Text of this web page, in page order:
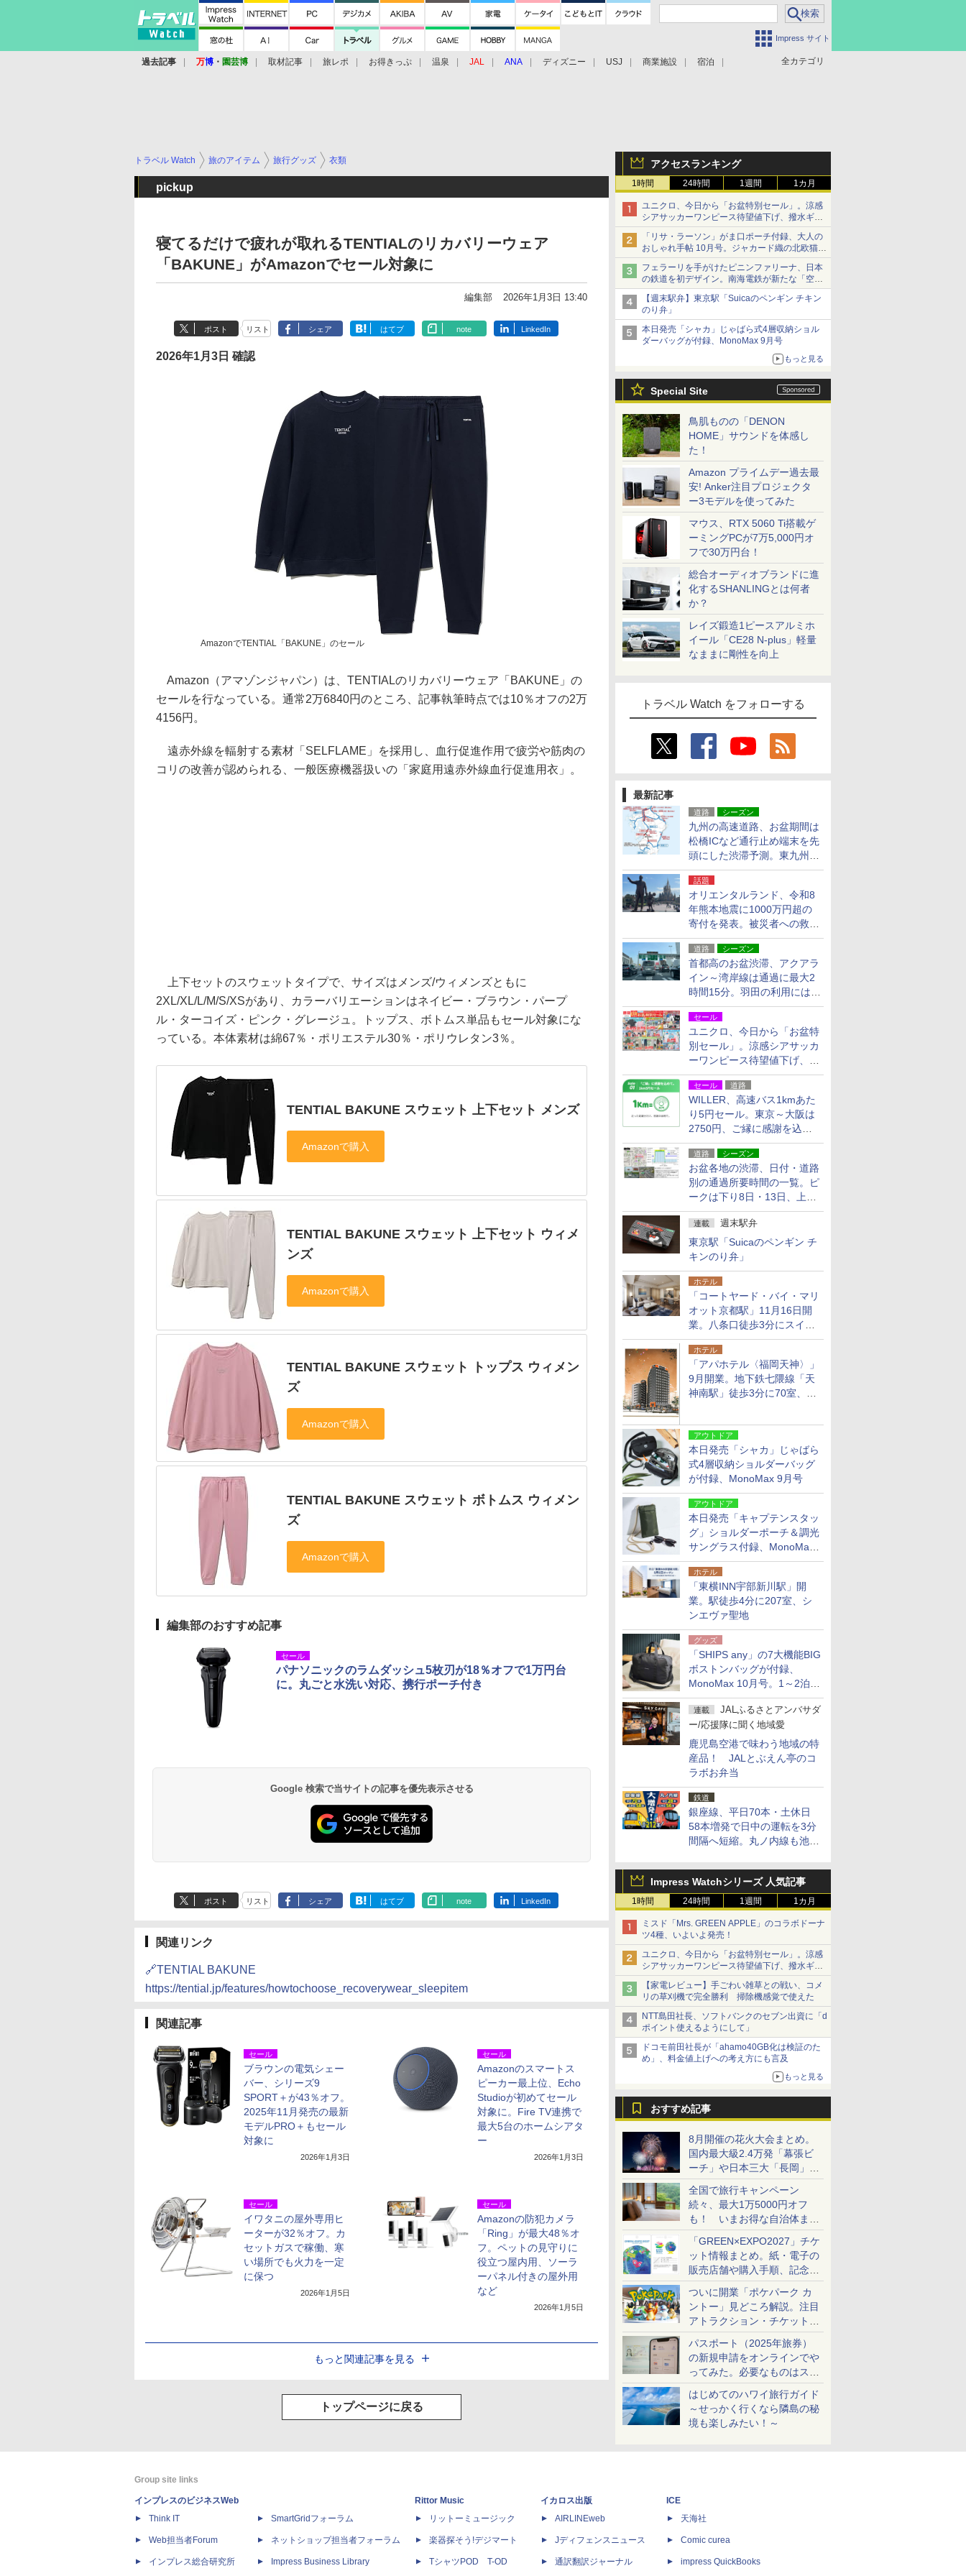
Impress サイト
全カテゴリ
過去記事 万博 ・ 園芸博 取材記事 旅レポ お得きっぷ 温泉 JAL ANA ディズニー USJ 商業施設 宿泊
アクセスランキング
1時間 24時間 1週間 1カ月
ユニクロ、今日から「お盆特別セール」。涼感
シアサッカーワンピース待望値下げ、撥水ギア
ショーツは1990円に
「リサ・ラーソン」がま口ポーチ付録、大人の
おしゃれ手帖 10月号。ジャカード織の北欧猫デ
ザイン
フェラーリを手がけたピニンファリーナ、日本
の鉄道を初デザイン。南海電鉄が新たな「空港
特急」をなにわ筋線へ導入
【週末駅弁】東京駅「Suicaのペンギン チキン
のり弁」
本日発売「シャカ」じゃばら式4層収納ショル
ダーバッグが付録、MonoMax 9月号
もっと見る
Special Site
鳥肌ものの「DENON
HOME」サウンドを体感し
た！
Amazon プライムデー過去最
安! Anker注目プロジェクタ
ー3モデルを使ってみた
マウス、RTX 5060 Ti搭載ゲ
ーミングPCが7万5,000円オ
フで30万円台！
総合オーディオブランドに進
化するSHANLINGとは何者
か？
レイズ鍛造1ピースアルミホ
イール「CE28 N-plus」軽量
なままに剛性を向上
トラベル Watch をフォローする
最新記事
道路 シーズン
九州の高速道路、お盆期間は
松橋ICなど通行止め端末を先
頭にした渋滞予測。東九州道
への迂回は料金調整を実施
話題
オリエンタルランド、令和8
年熊本地震に1000万円超の
寄付を発表。被災者への救援
活動・復旧支援
道路 シーズン
首都高のお盆渋滞、アクアラ
イン～湾岸線は通過に最大2
時間15分。羽田の利用には
「空港西出口」の利用検討を
セール
ユニクロ、今日から「お盆特
別セール」。涼感シアサッカ
ーワンピース待望値下げ、撥
水ギアショーツは1990円に
セール 道路
WILLER、高速バス1kmあた
り5円セール。東京～大阪は
2750円、ご縁に感謝を込め
た20周年記念キャンペーン
道路 シーズン
お盆各地の渋滞、日付・道路
別の通過所要時間の一覧。ピ
ークは下り8日・13日、上り
14日・15日
連載 週末駅弁
東京駅「Suicaのペンギン チ
キンのり弁」
ホテル
「コートヤード・バイ・マリ
オット京都駅」11月16日開
業。八条口徒歩3分にスイー
ト含む全270室、ダイニング
も併設
ホテル
「アパホテル〈福岡天神〉」
9月開業。地下鉄七隈線「天
神南駅」徒歩3分に70室、エ
アウトドア
本日発売「シャカ」じゃばら
式4層収納ショルダーバッグ
が付録、MonoMax 9月号
アウトドア
本日発売「キャプテンスタッ
グ」ショルダーポーチ＆調光
サングラス付録、MonoMax
9月号増刊
ホテル
「東横INN宇部新川駅」開
業。駅徒歩4分に207室、シ
ンエヴァ聖地
グッズ
「SHIPS any」の7大機能BIG
ボストンバッグが付録、
MonoMax 10月号。1～2泊の
荷物、キャリーオンも可能
連載
JALふるさとアンバサダ
ー/応援隊に聞く地域愛
鹿児島空港で味わう地域の特
産品！ JALとぶえん亭のコ
ラボお弁当
鉄道
銀座線、平日70本・土休日
58本増発で日中の運転を3分
間隔へ短縮。丸ノ内線も池袋
Impress Watchシリーズ 人気記事
1時間 24時間 1週間 1カ月
ミスド「Mrs. GREEN APPLE」のコラボドーナ
ツ4種、いよいよ発売！
ユニクロ、今日から「お盆特別セール」。涼感
シアサッカーワンピース待望値下げ、撥水ギア
ショーツは1990円に
【家電レビュー】手ごわい雑草との戦い、コメ
リの草刈機で完全勝利 掃除機感覚で使えた
NTT島田社長、ソフトバンクのセブン出資に「d
ポイント使えるようにして」
ドコモ前田社長が「ahamo40GB化は検証のた
め」、料金値上げへの考え方にも言及
もっと見る
おすすめ記事
8月開催の花火大会まとめ。
国内最大級2.4万発「幕張ビ
ーチ」や日本三大「長岡」な
ど大型イベント目白押し！
全国で旅行キャンペーン
続々、最大1万5000円オフ
も！ いまお得な自治体まと
め
「GREEN×EXPO2027」チケ
ット情報まとめ。紙・電子の
販売店舗や購入手順、記念チ
ケットも解説
ついに開業「ポケパーク カ
ントー」見どころ解説。注目
アトラクション・チケット手
配・来場前に必要な準備は？
パスポート（2025年旅券）
の新規申請をオンラインでや
ってみた。必要なものはスマ
ホとマイナカードのみ
はじめてのハワイ旅行ガイド
～せっかく行くなら隣島の秘
境も楽しみたい！～
トラベル Watch 旅のアイテム 旅行グッズ 衣類
pickup
寝てるだけで疲れが取れるTENTIALのリカバリーウェア
「BAKUNE」がAmazonでセール対象に
編集部 2026年1月3日 13:40
ポスト リスト シェア はてブ note LinkedIn
2026年1月3日 確認
AmazonでTENTIAL「BAKUNE」のセール
Amazon（アマゾンジャパン）は、TENTIALのリカバリーウェア「BAKUNE」の
セールを行なっている。通常2万6840円のところ、記事執筆時点では10％オフの2万
4156円。
遠赤外線を輻射する素材「SELFLAME」を採用し、血行促進作用で疲労や筋肉の
コリの改善が認められる、一般医療機器扱いの「家庭用遠赤外線血行促進用衣」。
上下セットのスウェットタイプで、サイズはメンズ/ウィメンズともに
2XL/XL/L/M/S/XSがあり、カラーバリエーションはネイビー・ブラウン・パープ
ル・ターコイズ・ピンク・グレージュ。トップス、ボトムス単品もセール対象にな
っている。本体素材は綿67％・ポリエステル30％・ポリウレタン3％。
TENTIAL BAKUNE スウェット 上下セット メンズ
TENTIAL BAKUNE スウェット 上下セット ウィメ
ンズ
TENTIAL BAKUNE スウェット トップス ウィメン
ズ
TENTIAL BAKUNE スウェット ボトムス ウィメン
ズ
編集部のおすすめ記事
セール
パナソニックのラムダッシュ5枚刃が18％オフで1万円台
に。丸ごと水洗い対応、携行ポーチ付き
Google 検索で当サイトの記事を優先表示させる
ポスト リスト シェア はてブ note LinkedIn
関連リンク
🔗TENTIAL BAKUNE
https://tential.jp/features/howtochoose_recoverywear_sleepitem
関連記事
セール
ブラウンの電気シェー
バー、シリーズ9
SPORT＋が43％オフ。
2025年11月発売の最新
モデルPRO＋もセール
対象に
2026年1月3日
セール
Amazonのスマートス
ピーカー最上位、Echo
Studioが初めてセール
対象に。Fire TV連携で
最大5台のホームシアタ
ー
2026年1月3日
セール
イワタニの屋外専用ヒ
ーターが32％オフ。カ
セットガスで稼働、寒
い場所でも火力を一定
に保つ
2026年1月5日
セール
Amazonの防犯カメラ
「Ring」が最大48％オ
フ。ペットの見守りに
役立つ屋内用、ソーラ
ーパネル付きの屋外用
など
2026年1月5日
もっと関連記事を見る
トップページに戻る
Group site links
インプレスのビジネスWeb
Think IT
Web担当者Forum
インプレス総合研究所
SmartGridフォーラム
ネットショップ担当者フォーラム
Impress Business Library
Rittor Music
リットーミュージック
楽器探そう!デジマート
TシャツPOD T-OD
イカロス出版
AIRLINEweb
Jディフェンスニュース
通訳翻訳ジャーナル
ICE
天海社
Comic curea
impress QuickBooks